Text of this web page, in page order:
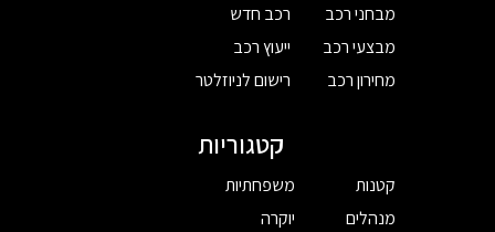
מבחני רכב
מבצעי רכב
מחירון רכב
רכב חדש
ייעוץ רכב
רישום לניוזלטר
קטגוריות
קטנות
מנהלים
משפחתיות
יוקרה